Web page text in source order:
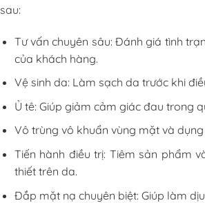
sau:
Tư vấn chuyên sâu: Đánh giá tình
của khách hàng.
Vệ sinh da: Làm sạch da trước khi
Ủ tê: Giúp giảm cảm giác đau trong
Vô trùng vô khuẩn vùng mặt và
Tiến hành điều trị: Tiêm sản phẩm
thiết trên da.
Đắp mặt nạ chuyên biệt: Giúp làm